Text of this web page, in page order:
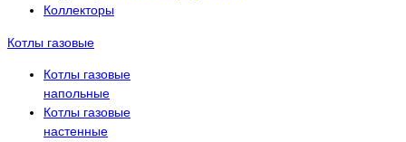
Коллекторы
Котлы газовые
Котлы газовые
напольные
Котлы газовые
настенные